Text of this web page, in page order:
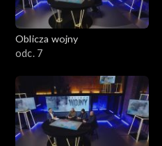
Oblicza wojny
odc. 7